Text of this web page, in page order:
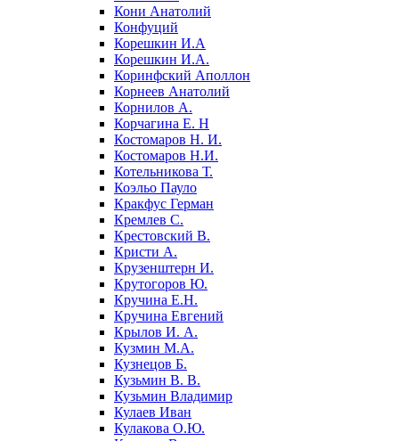
Кони Анатолий
Конфуций
Корешкин И.А
Корешкин И.А.
Коринфский Аполлон
Корнеев Анатолий
Корнилов А.
Корчагина Е. Н
Костомаров Н. И.
Костомаров Н.И.
Котельникова Т.
Коэльо Пауло
Кракфус Герман
Кремлев С.
Крестовский В.
Кристи А.
Крузенштерн И.
Крутогоров Ю.
Кручина Е.Н.
Кручина Евгений
Крылов И. А.
Кузмин М.А.
Кузнецов Б.
Кузьмин В. В.
Кузьмин Владимир
Кулаев Иван
Кулакова О.Ю.